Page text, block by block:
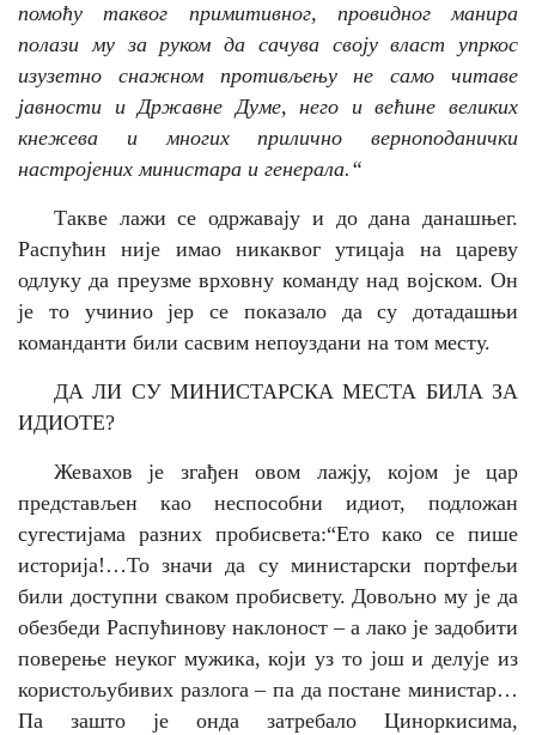
помоћу таквог примитивног, провидног манира
полази му за руком да сачува своју власт упркос
изузетно снажном противљењу не само читаве
јавности и Државне Думе, него и већине великих
кнежева и многих прилично верноподанички
настројених министара и генерала.“
Такве лажи се одржавају и до дана данашњег.
Распућин није имао никаквог утицаја на цареву
одлуку да преузме врховну команду над војском. Он
је то учинио јер се показало да су дотадашњи
команданти били сасвим непоуздани на том месту.
ДА ЛИ СУ МИНИСТАРСКА МЕСТА БИЛА ЗА
ИДИОТЕ?
Жевахов је згађен овом лажју, којом је цар
представљен као неспособни идиот, подложан
сугестијама разних пробисвета:“Ето како се пише
историја!…То значи да су министарски портфељи
били доступни сваком пробисвету. Довољно му је да
обезбеди Распућинову наклоност – а лако је задобити
поверење неуког мужика, који уз то још и делује из
користољубивих разлога – па да постане министар…
Па зашто је онда затребало Циноркисима,